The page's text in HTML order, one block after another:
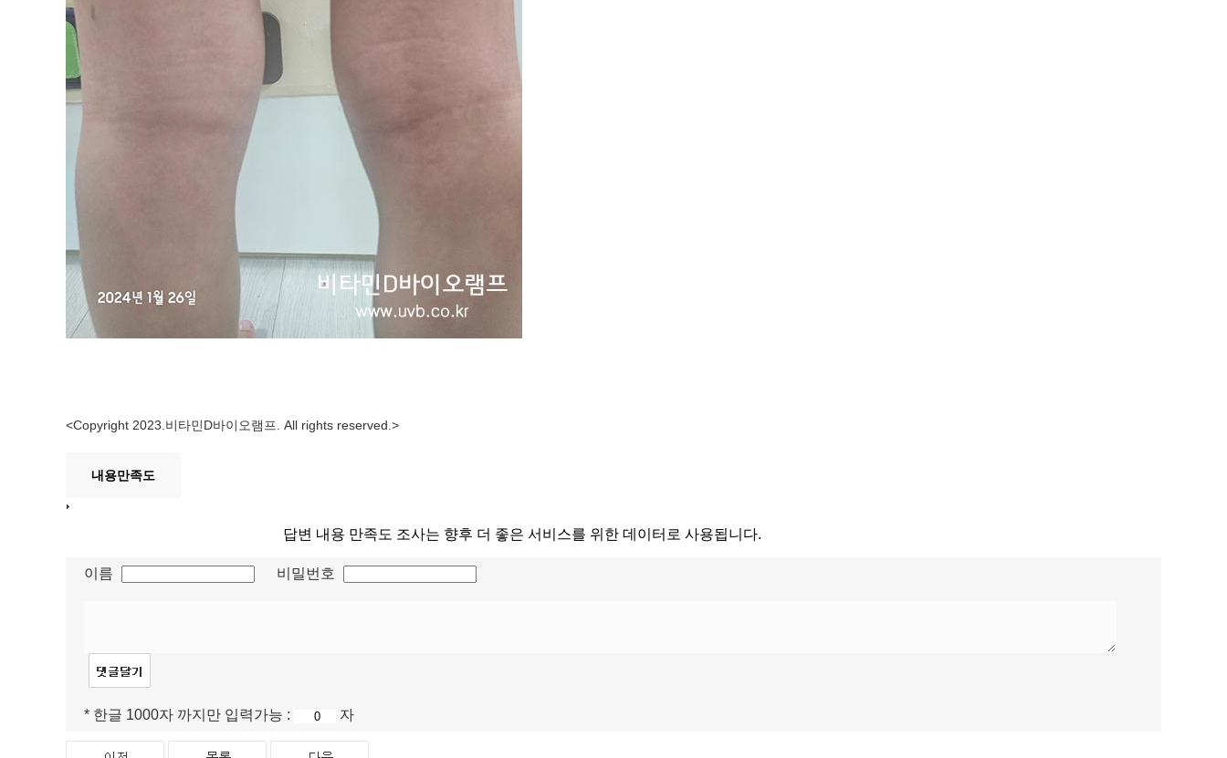
<Copyright 2023.비타민D바이오램프. All rights reserved.>
내용만족도
답변 내용 만족도 조사는 향후 더 좋은 서비스를 위한 데이터로 사용됩니다.
이름 비밀번호
* 한글 1000자 까지만 입력가능 : 자